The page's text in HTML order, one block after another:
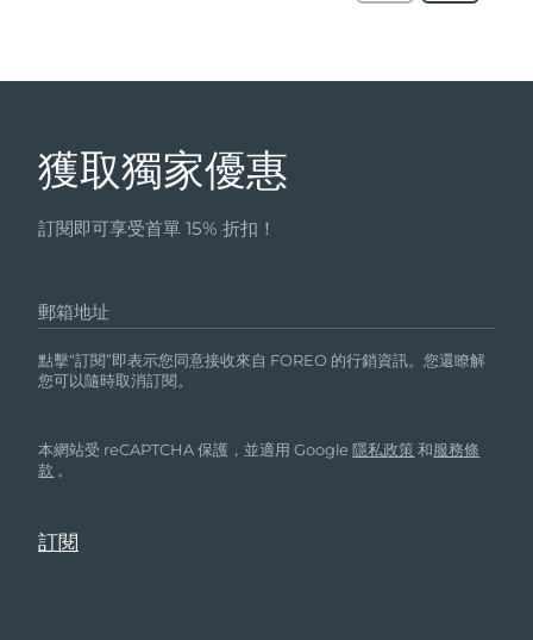
獲取獨家優惠
訂閱即可享受首單 15% 折扣！
郵箱地址
點擊“訂閱”即表示您同意接收來自 FOREO 的行銷資訊。您還瞭解
您可以隨時取消訂閱。
本網站受 reCAPTCHA 保護，並適用 Google隱私政策 和服務條
款 。